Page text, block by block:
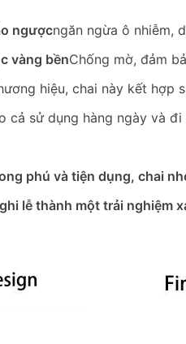
ngượcngăn ngừa ô nhiễm,
vàng bềnChống mờ, đảm
hiệu, chai này kết hợp
cả sử dụng hàng ngày và đi
phú và tiện dụng, chai
lễ thành một trải nghiệm